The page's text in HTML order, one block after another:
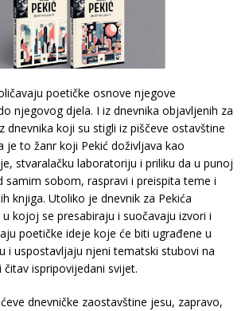
poetičke osnove njegove
njegovog djela. I iz dnevnika objavljenih za
dnevnika koji su stigli iz piščeve ostavštine
je to žanr koji Pekić doživljava kao
stvaralačku laboratoriju i priliku da u punoj
samim sobom, raspravi i preispita teme i
knjiga. Utoliko je dnevnik za Pekića
kojoj se presabiraju i suočavaju izvori i
poetičke ideje koje će biti ugrađene u
i uspostavljaju njeni tematski stubovi na
ispripovijedani svijet.
dnevničke zaostavštine jesu, zapravo,